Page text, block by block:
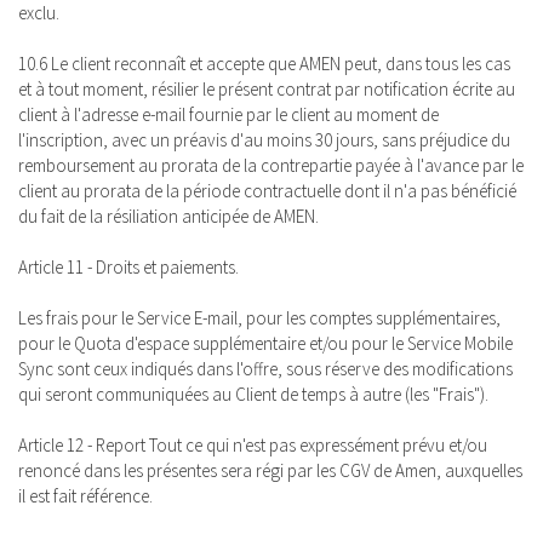
exclu.
10.6 Le client reconnaît et accepte que AMEN peut, dans tous les cas
et à tout moment, résilier le présent contrat par notification écrite au
client à l'adresse e-mail fournie par le client au moment de
l'inscription, avec un préavis d'au moins 30 jours, sans préjudice du
remboursement au prorata de la contrepartie payée à l'avance par le
client au prorata de la période contractuelle dont il n'a pas bénéficié
du fait de la résiliation anticipée de AMEN.
Article 11 - Droits et paiements.
Les frais pour le Service E-mail, pour les comptes supplémentaires,
pour le Quota d'espace supplémentaire et/ou pour le Service Mobile
Sync sont ceux indiqués dans l'offre, sous réserve des modifications
qui seront communiquées au Client de temps à autre (les "Frais").
Article 12 - Report Tout ce qui n'est pas expressément prévu et/ou
renoncé dans les présentes sera régi par les CGV de Amen, auxquelles
il est fait référence.